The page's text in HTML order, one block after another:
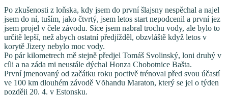
Po zkušenosti z loňska, kdy jsem do první šlajsny nespěchal a najel
jsem do ní, tuším, jako čtvrtý, jsem letos start nepodcenil a první jez
jsem projel v čele závodu. Sice jsem nabral trochu vody, ale bylo to
určitě lepší, než abych ostatní předjížděl, obzvláště když letos v
korytě Jizery nebylo moc vody.
Po pár kilometrech mě stejně předjel Tomáš Svolinský, loni druhý v
cíli a na záda mi neustále dýchal Honza Chobotnice Bašta.
První jmenovaný od začátku roku poctivě trénoval před svou účastí
ve 100 km dlouhém závodě Võhandu Maraton, který se jel o týden
později 20. 4. v Estonsku.